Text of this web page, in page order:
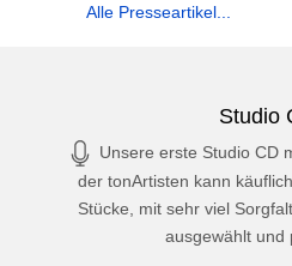
Alle Presseartikel...
Studio
Unsere erste Studio CD
der tonArtisten kann
Stücke, mit sehr viel
ausgewählt und